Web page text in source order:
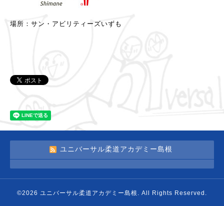
場所：サン・アビリティーズいずも
ユニバーサル柔道アカデミー島根
©2026 ユニバーサル柔道アカデミー島根 . All Rights Reserved.